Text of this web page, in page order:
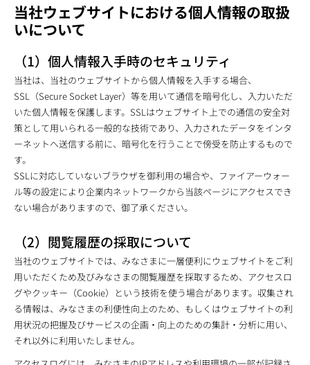
当社ウェブサイトにおける個人情報の取扱
いについて
（1）個人情報入手時のセキュリティ
当社は、当社のウェブサイトから個人情報を入手する場合、
SSL（Secure Socket Layer）等を用いて通信を暗号化し、入力いただ
いた個人情報を保護します。SSLはウェブサイト上での通信の安全対
策として用いられる一般的な技術であり、入力されたデータをインタ
ーネットへ送信する前に、暗号化を行うことで傍受を防止するもので
す。
SSLに対応していないブラウザを御利用の場合や、ファイアーウォー
ル等の設定により企業内ネットワークから当該ページにアクセスでき
ない場合がありますので、御了承ください。
（2）閲覧履歴の採取について
当社のウェブサイトでは、みなさまに一層便利にウェブサイトをご利
用いただくため及びみなさまの閲覧履歴を採取するため、アクセスロ
グやクッキー（Cookie）という技術を使う場合があります。収集され
る情報は、みなさまの利便性向上のため、もしくはウェブサイトの利
用状況の把握及びサービスの企画・向上のための集計・分析に用い、
それ以外に利用いたしません。